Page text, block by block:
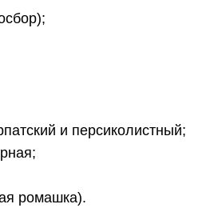
и персиколистный;
ромашка).